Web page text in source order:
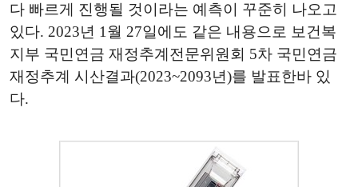
다 빠르게 진행될 것이라는 예측이 꾸준히 나오고
있다. 2023년 1월 27일에도 같은 내용으로 보건복
지부 국민연금 재정추계전문위원회 5차 국민연금
재정추계 시산결과(2023~2093년)를 발표한바 있
다.